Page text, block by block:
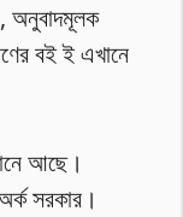
অনুবাদমূলক
বই ই এখানে
আছে।
সরকার।